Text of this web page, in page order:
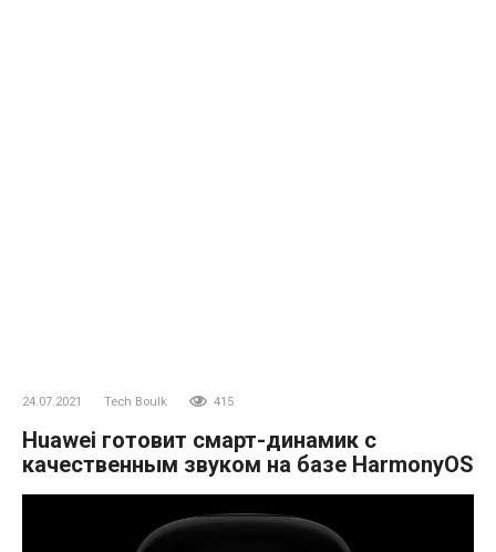
24.07.2021 Tech Boulk 415
Huawei готовит смарт-динамик с
качественным звуком на базе HarmonyOS